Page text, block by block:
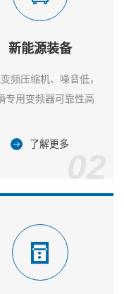
新能源装备
频压缩机、噪音低，
专用变频器可靠性高
了解更多